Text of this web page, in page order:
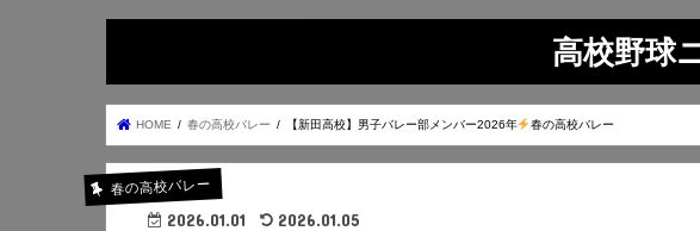
高校野球
HOME 春の高校バレー 【新田高校】男子バレー部メンバー2026年 春の高校バレー
春の高校バレー
2026.01.01 2026.01.05